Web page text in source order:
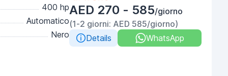
400 hp
Automatico
Nero
AED 270 - 585/giorno
(1-2 giorni: AED 585/giorno)
Details
WhatsApp